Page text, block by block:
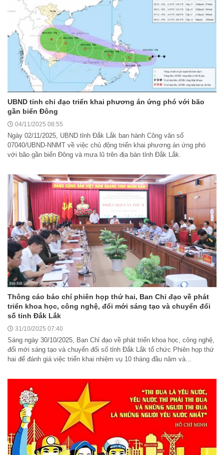
UBND tỉnh chỉ đạo triển khai phương án ứng phó với bão
gần biển Đông
04/11/2025 08:55
Ngày 02/11/2025, UBND tỉnh Đắk Lắk ban hành Công văn số
07040/UBND-NNMT về việc chủ động triển khai phương án ứng phó
với bão gần biển Đông và mưa lũ trên địa bàn tỉnh Đắk Lắk.
Thông cáo báo chí phiên họp thứ hai, Ban Chỉ đạo về phát
triển khoa học, công nghệ, đổi mới sáng tạo và chuyển đổi
số tỉnh Đắk Lắk
31/10/2025 07:40
Sáng ngày 30/10/2025, Ban Chỉ đạo về phát triển khoa học, công nghệ,
đổi mới sáng tạo và chuyển đổi số tỉnh Đắk Lắk tổ chức Phiên họp thứ
hai để đánh giá việc triển khai nhiệm vụ 10 tháng đầu năm và...